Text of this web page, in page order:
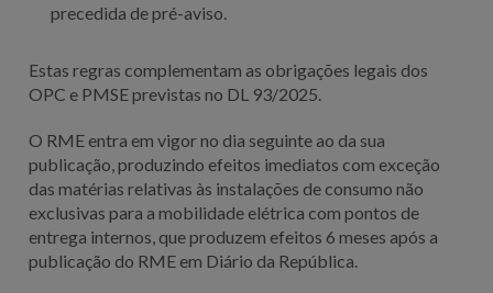
precedida de pré-aviso.
Estas regras complementam as obrigações legais dos
OPC e PMSE previstas no DL 93/2025.
O RME entra em vigor no dia seguinte ao da sua
publicação, produzindo efeitos imediatos com exceção
das matérias relativas às instalações de consumo não
exclusivas para a mobilidade elétrica com pontos de
entrega internos, que produzem efeitos 6 meses após a
publicação do RME em Diário da República.